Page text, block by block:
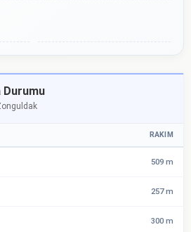
Durumu
RAKIM
509 m
257 m
300 m